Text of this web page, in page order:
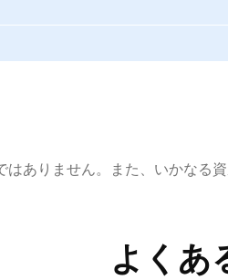
ありません。また、いかなる
よくあ